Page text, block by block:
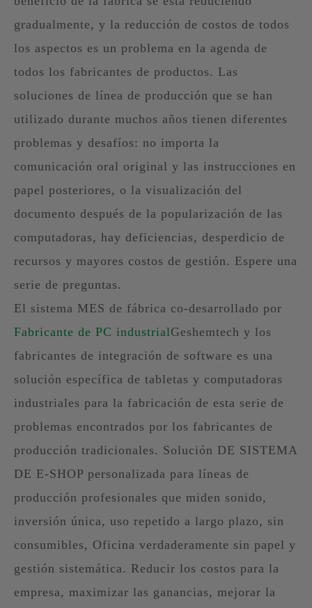
gradualmente, y la reducción de costos de todos
los aspectos es un problema en la agenda de
todos los fabricantes de productos. Las
soluciones de línea de producción que se han
utilizado durante muchos años tienen diferentes
problemas y desafíos: no importa la
comunicación oral original y las instrucciones en
papel posteriores, o la visualización del
documento después de la popularización de las
computadoras, hay deficiencias, desperdicio de
recursos y mayores costos de gestión. Espere una
serie de preguntas.
El sistema MES de fábrica co-desarrollado por
Fabricante de PC industrialGeshemtech y los
fabricantes de integración de software es una
solución específica de tabletas y computadoras
industriales para la fabricación de esta serie de
problemas encontrados por los fabricantes de
producción tradicionales. Solución DE SISTEMA
DE E-SHOP personalizada para líneas de
producción profesionales que miden sonido,
inversión única, uso repetido a largo plazo, sin
consumibles, Oficina verdaderamente sin papel y
gestión sistemática. Reducir los costos para la
empresa, maximizar las ganancias, mejorar la